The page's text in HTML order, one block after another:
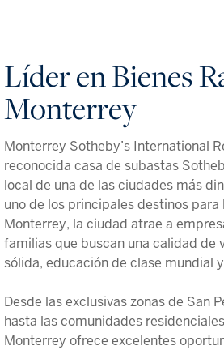
Líder en Bienes
Monterrey
Monterrey Sotheby’s International
reconocida casa de subastas
local de una de las ciudades más
uno de los principales destinos
Monterrey, la ciudad atrae a
familias que buscan una calidad de
sólida, educación de clase mundial
Desde las exclusivas zonas de San
hasta las comunidades
Monterrey ofrece excelentes